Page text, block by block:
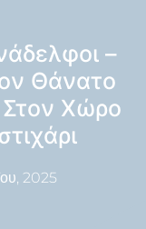
–
Θάνατο
Χώρο
2025